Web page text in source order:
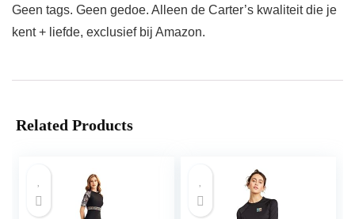
Geen tags. Geen gedoe. Alleen de Carter’s kwaliteit die je
kent + liefde, exclusief bij Amazon.
Related Products